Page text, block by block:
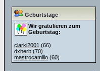
Geburtstage
Wir gratulieren zum
Geburtstag:
clarki2001 (66)
dxherb(70)
mastrocamillo(60)